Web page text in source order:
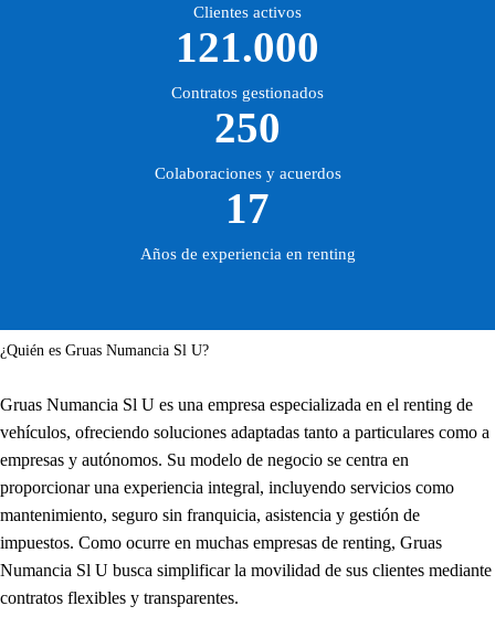
Clientes activos
121.000
Contratos gestionados
250
Colaboraciones y acuerdos
17
Años de experiencia en renting
¿Quién es Gruas Numancia Sl U?
Gruas Numancia Sl U es una empresa especializada en el renting de
vehículos, ofreciendo soluciones adaptadas tanto a particulares como a
empresas y autónomos. Su modelo de negocio se centra en
proporcionar una experiencia integral, incluyendo servicios como
mantenimiento, seguro sin franquicia, asistencia y gestión de
impuestos. Como ocurre en muchas empresas de renting, Gruas
Numancia Sl U busca simplificar la movilidad de sus clientes mediante
contratos flexibles y transparentes.